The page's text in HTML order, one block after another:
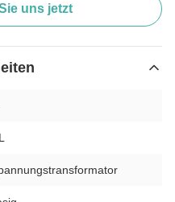
uns jetzt